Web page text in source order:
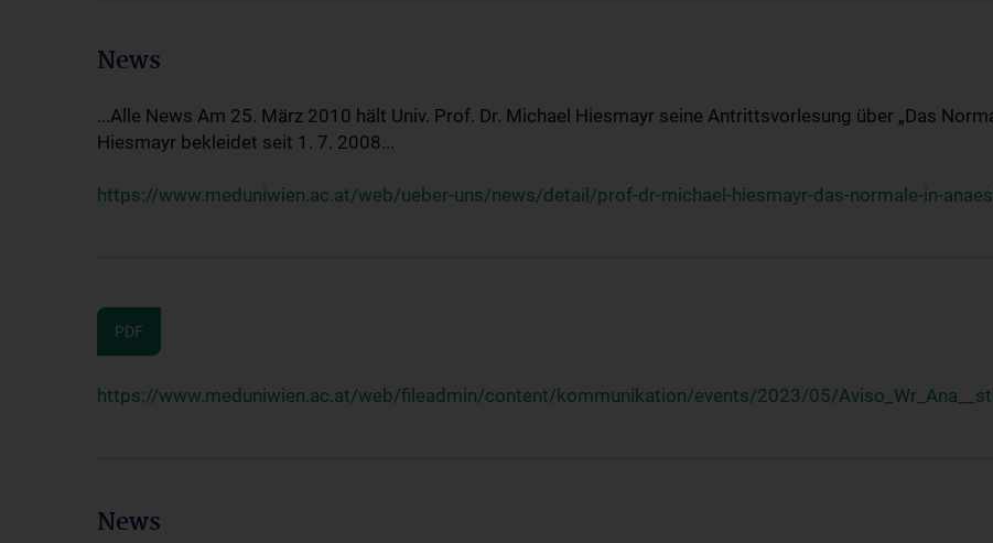
News
...Alle News Am 25. März 2010 hält Univ. Prof. Dr. Michael Hiesmayr seine Antrittsvorlesung über „Das
Hiesmayr bekleidet seit 1. 7. 2008...
https://www.meduniwien.ac.at/web/ueber-uns/news/detail/prof-dr-michael-hiesmayr-das-normale-in-
PDF
https://www.meduniwien.ac.at/web/fileadmin/content/kommunikation/events/2023/05/
News